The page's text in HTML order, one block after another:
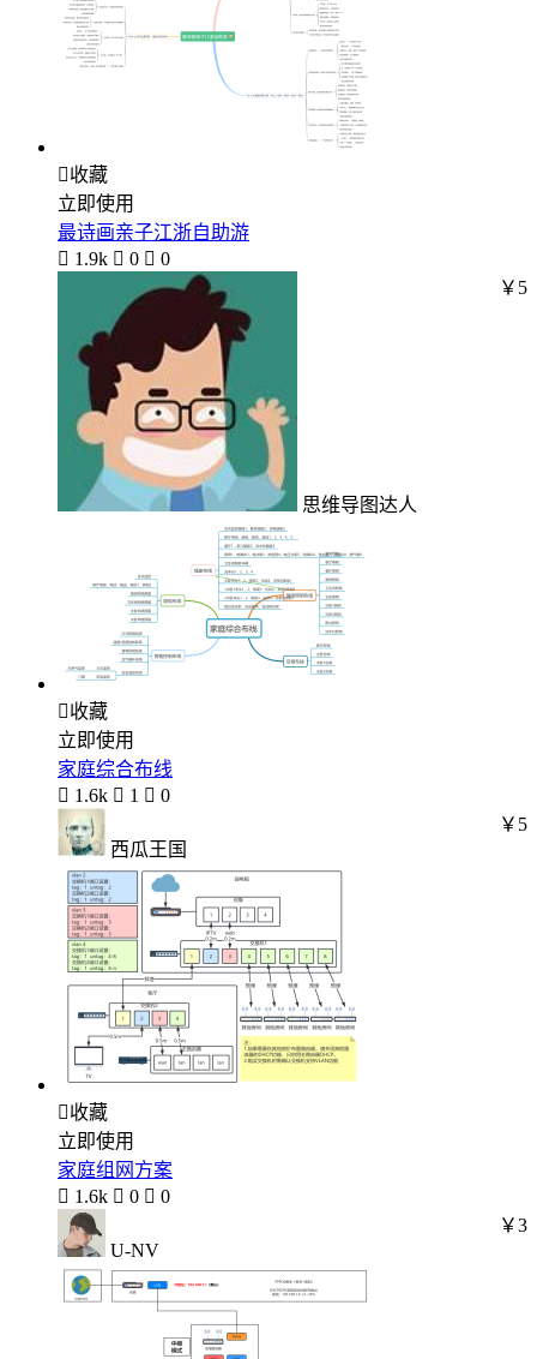
收藏
立即使用
最诗画亲子江浙自助游
 1.9k  0  0
思维导图达人
￥5
收藏
立即使用
家庭综合布线
 1.6k  1  0
西瓜王国
￥5
收藏
立即使用
家庭组网方案
 1.6k  0  0
U-NV
￥3